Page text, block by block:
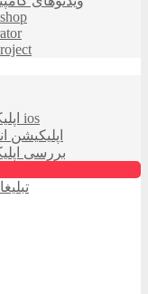
اپلیکیشن ios
اپلیکیشن
بررسی